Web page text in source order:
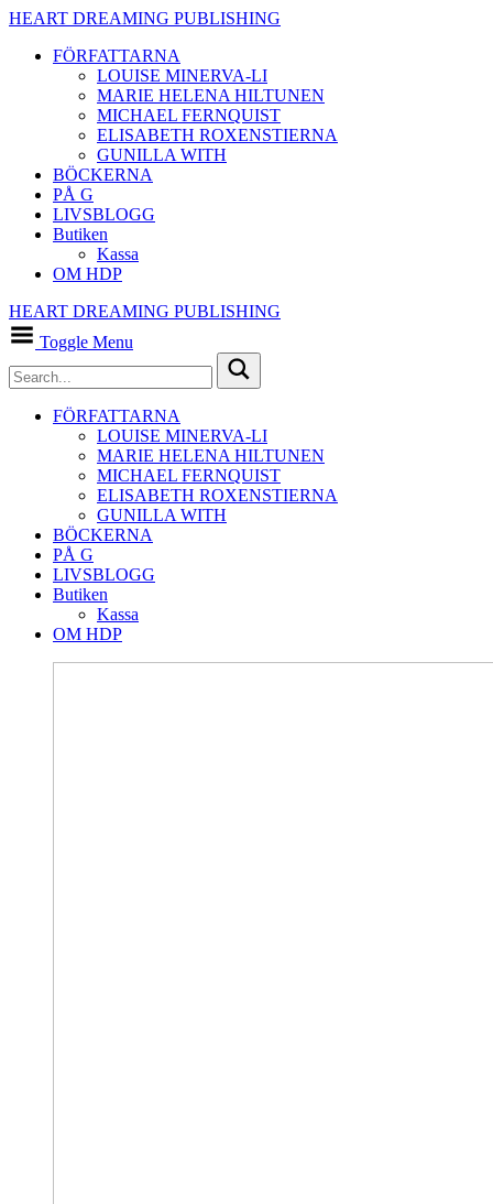
HEART DREAMING PUBLISHING
FÖRFATTARNA
LOUISE MINERVA-LI
MARIE HELENA HILTUNEN
MICHAEL FERNQUIST
ELISABETH ROXENSTIERNA
GUNILLA WITH
BÖCKERNA
PÅ G
LIVSBLOGG
Butiken
Kassa
OM HDP
HEART DREAMING PUBLISHING
Toggle Menu
FÖRFATTARNA
LOUISE MINERVA-LI
MARIE HELENA HILTUNEN
MICHAEL FERNQUIST
ELISABETH ROXENSTIERNA
GUNILLA WITH
BÖCKERNA
PÅ G
LIVSBLOGG
Butiken
Kassa
OM HDP